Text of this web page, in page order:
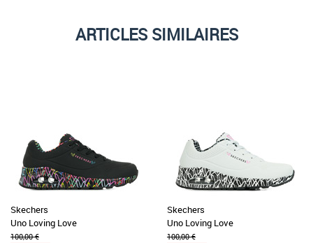
ARTICLES SIMILAIRES
Skechers
Uno Loving Love
100,00 €
Skechers
Uno Loving Love
100,00 €